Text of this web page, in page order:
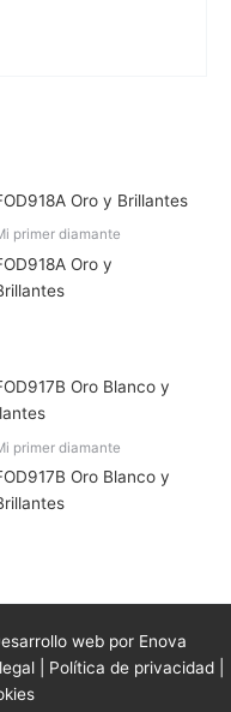
primer diamante
Oro y
primer diamante
Oro Blanco y
web por Enova
| Política de privacidad|